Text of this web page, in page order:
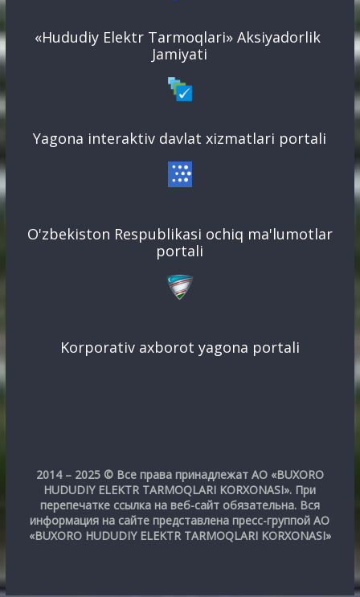
«Hududiy Elektr Tarmoqlari» Aksiyadorlik
Jamiyati
Yagona interaktiv davlat xizmatlari portali
O'zbekiston Respublikasi ochiq ma'lumotlar
portali
Korporativ axborot yagona portali
2014 – 2025 © Все права принадлежат АО «BUXORO
HUDUDIY ELEKTR TARMOQLARI KORXONASI». При
перепечатке ссылка на веб-сайт обязательна. Вся
информация на сайте представлена пресс-группой АО
«BUXORO HUDUDIY ELEKTR TARMOQLARI KORXONASI»